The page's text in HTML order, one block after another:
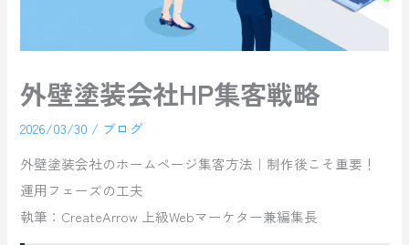
外壁塗装会社HP集客戦略
2026/03/30 / ブログ
外壁塗装会社のホームページ集客方法｜制作後こそ重要！
運用フェーズの工夫
執筆：CreateArrow 上級Webマーケター兼編集長